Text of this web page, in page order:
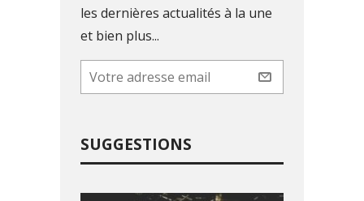
les dernières actualités à la une
et bien plus...
SUGGESTIONS